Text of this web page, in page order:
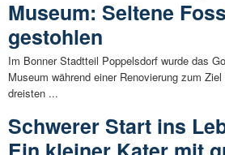
Museum: Seltene
gestohlen
Im Bonner Stadtteil Poppelsdorf wurde das
Museum während einer Renovierung zum Ziel
dreisten ...
Schwerer Start ins